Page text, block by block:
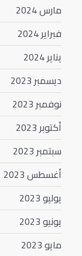
مارس 2024
فبراير 2024
يناير 2024
ديسمبر 2023
نوفمبر 2023
أكتوبر 2023
سبتمبر 2023
أغسطس 2023
يوليو 2023
يونيو 2023
مايو 2023